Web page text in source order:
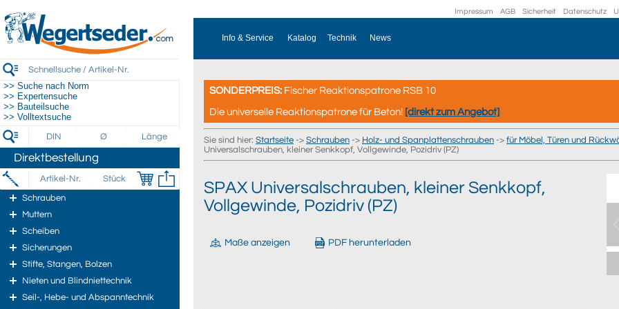
>> Suche nach Norm
>> Expertensuche
>> Bauteilsuche
>> Volltextsuche
Direktbestellung
Schrauben
Muttern
Scheiben
Sicherungen
Stifte, Stangen, Bolzen
Nieten und Blindniettechnik
Seil-, Hebe- und Abspanntechnik
Impressum AGB Sicherheit Datenschutz
Info & Service Katalog Technik News
SONDERPREIS: Fischer Reaktionspatrone RSB 10
Die universelle Reaktionspatrone für Beton! [direkt zum Angebot]
Sie sind hier: Startseite -> Schrauben -> Holz- und Spanplattenschrauben -> für Möbel, Türen und
Universalschrauben, kleiner Senkkopf, Vollgewinde, Pozidriv (PZ)
SPAX Universalschrauben, kleiner Senkkopf,
Vollgewinde, Pozidriv (PZ)
Maße anzeigen PDF herunterladen